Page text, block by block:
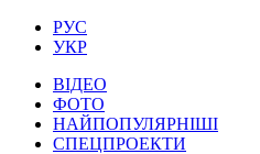
РУС
УКР
ВІДЕО
ФОТО
НАЙПОПУЛЯРНІШІ
СПЕЦПРОЕКТИ